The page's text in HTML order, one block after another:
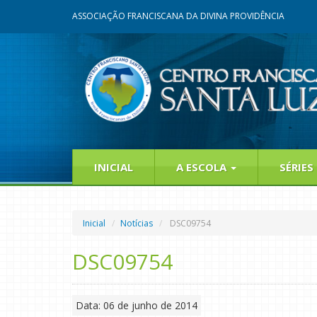
ASSOCIAÇÃO FRANCISCANA DA DIVINA PROVIDÊNCIA
INICIAL A ESCOLA
Inicial Notícias DSC09754
DSC09754
Data: 06 de junho de 2014